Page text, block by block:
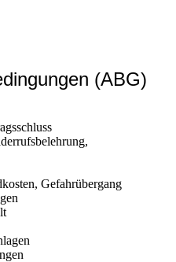
(ABG)
Gefahrübergang